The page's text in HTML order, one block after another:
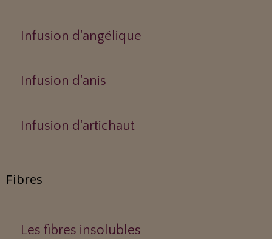
Infusion d'angélique
Infusion d'anis
Infusion d'artichaut
Fibres
Les fibres insolubles